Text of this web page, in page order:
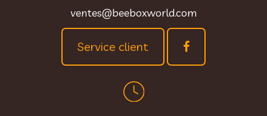
ventes@beeboxworld.com
Service client